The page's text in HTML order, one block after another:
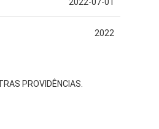
2022
PROVIDÊNCIAS.